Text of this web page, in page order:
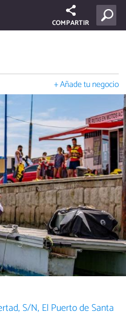
COMPARTIR
+ Añade tu negocio
S/N, El Puerto de Santa